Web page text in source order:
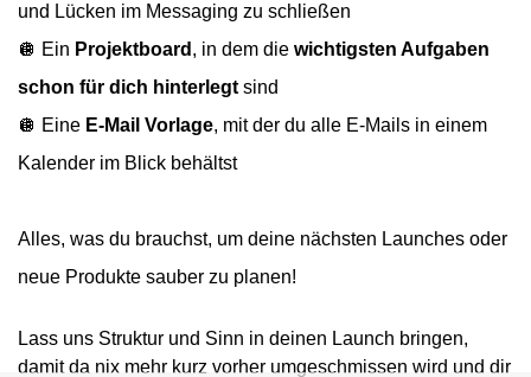
und Lücken im Messaging zu schließen
🪩 Ein Projektboard , in dem die wichtigsten Aufgaben
schon für dich hinterlegt sind
🪩 Eine E-Mail Vorlage, mit der du alle E-Mails in einem
Kalender im Blick behältst
Alles, was du brauchst, um deine nächsten Launches oder
neue Produkte sauber zu planen!
Lass uns Struktur und Sinn in deinen Launch bringen,
damit da nix mehr kurz vorher umgeschmissen wird und dir